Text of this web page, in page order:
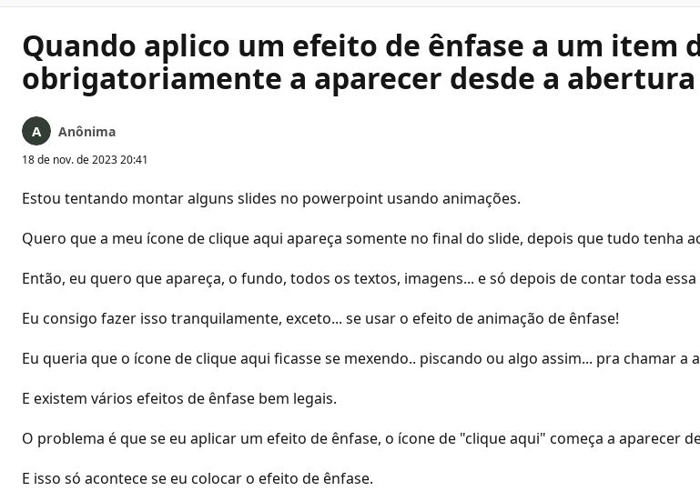
Quando aplico um efeito de ênfase a um item
obrigatoriamente a aparecer desde a
Anônima
18 de nov. de 2023 20:41
Estou tentando montar alguns slides no powerpoint usando animações.
Quero que a meu ícone de clique aqui apareça somente no final do slide, depois que tudo tenha
Então, eu quero que apareça, o fundo, todos os textos, imagens... e só depois de contar toda
Eu consigo fazer isso tranquilamente, exceto... se usar o efeito de animação de ênfase!
Eu queria que o ícone de clique aqui ficasse se mexendo.. piscando ou algo assim... pra chamar a
E existem vários efeitos de ênfase bem legais.
O problema é que se eu aplicar um efeito de ênfase, o ícone de "clique aqui" começa a aparecer
E isso só acontece se eu colocar o efeito de ênfase.